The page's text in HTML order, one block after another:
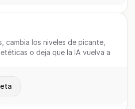
cambia los niveles de picante,
o deja que la IA vuelva a